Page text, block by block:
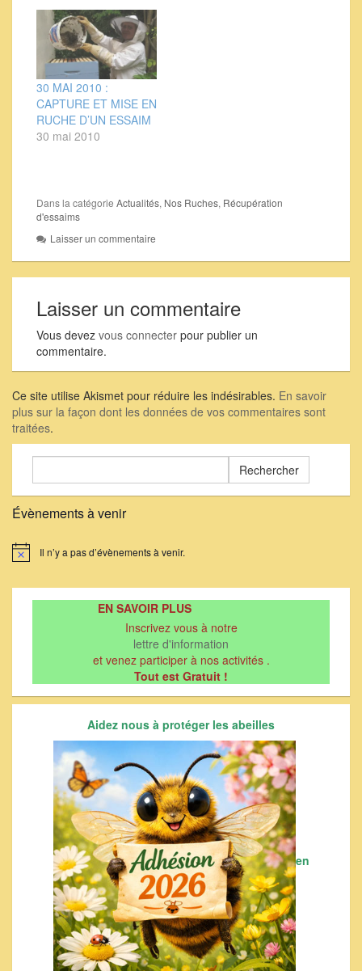
30 MAI 2010 :
CAPTURE ET MISE EN
RUCHE D’UN ESSAIM
30 mai 2010
Dans la catégorie Actualités, Nos Ruches, Récupération
d'essaims
Laisser un commentaire
Laisser un commentaire
Vous devez vous connecter pour publier un
commentaire.
Ce site utilise Akismet pour réduire les indésirables. En savoir
plus sur la façon dont les données de vos commentaires sont
traitées.
Évènements à venir
Notice Il n’y a pas d’évènements à venir.
EN SAVOIR PLUS
Inscrivez vous à notre
lettre d'information
et venez participer à nos activités .
Tout est Gratuit !
Aidez nous à protéger les abeilles
en